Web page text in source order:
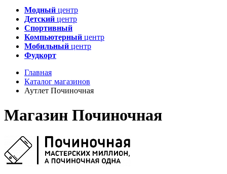
Модный центр
Детский центр
Спортивный
Компьютерный центр
Мобильный центр
Фудкорт
Главная
Каталог магазинов
Аутлет Починочная
Магазин Починочная